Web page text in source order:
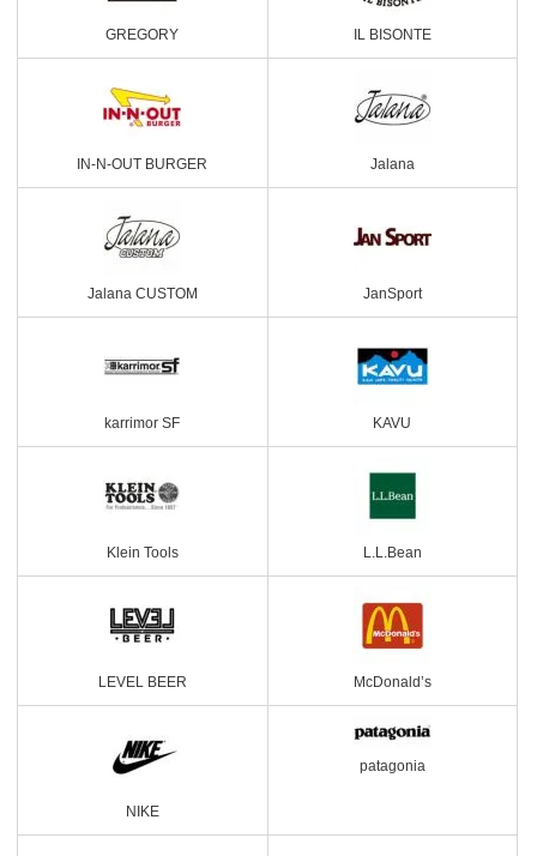
GREGORY IL BISONTE
IN-N-OUT BURGER Jalana
Jalana CUSTOM JanSport
karrimor SF KAVU
Klein Tools L.L.Bean
LEVEL BEER McDonald’s
NIKE
patagonia